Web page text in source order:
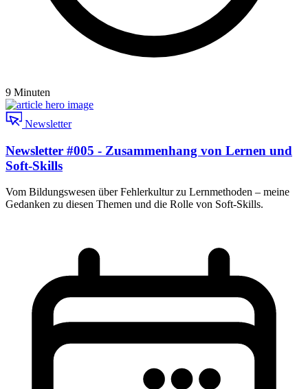
9 Minuten
Newsletter
Newsletter #005 - Zusammenhang von Lernen und
Soft-Skills
Vom Bildungswesen über Fehlerkultur zu Lernmethoden – meine
Gedanken zu diesen Themen und die Rolle von Soft-Skills.